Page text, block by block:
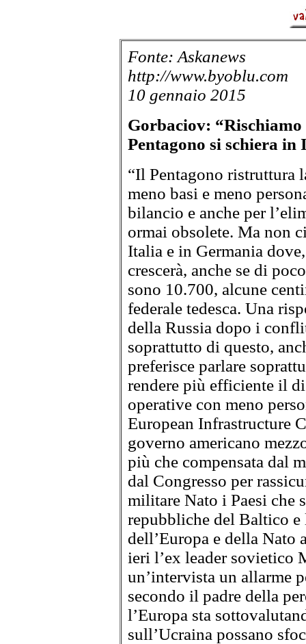
Fonte: Askanews
http://www.byoblu.com
10 gennaio 2015
Gorbaciov:
Pentagono si schiera
“Il Pentagono ristruttura
meno basi e meno
bilancio e anche per
ormai obsolete. Ma non
Italia e in Germania
crescerà, anche se di
sono 10.700, alcune
federale tedesca. Una
della Russia dopo i
soprattutto di questo,
preferisce parlare
rendere più efficiente il
operative con meno
European Infrastructure
governo americano
più che compensata dal
dal Congresso per
militare Nato i Paesi che
repubbliche del Baltico
dell’Europa e della Nato
ieri l’ex leader sovietico
un’intervista un allarme
secondo il padre della
l’Europa sta
sull’Ucraina possano